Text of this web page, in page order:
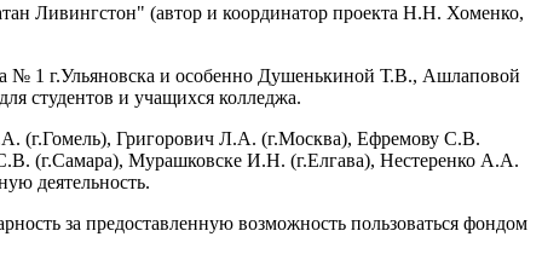
Ливингстон" (автор и координатор проекта Н.Н. Хоменко,
№ 1 г.Ульяновска и особенно Душенькиной Т.В., Ашлаповой
студентов и учащихся колледжа.
(г.Гомель), Григорович Л.А. (г.Москва), Ефремову С.В.
(г.Самара), Мурашковске И.Н. (г.Елгава), Нестеренко А.А.
деятельность.
за предоставленную возможность пользоваться фондом